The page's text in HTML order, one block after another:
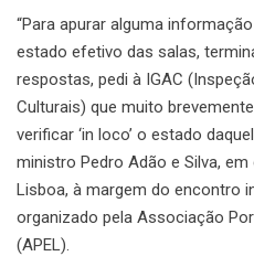
“Para apurar alguma
estado efetivo das salas,
respostas, pedi à IGAC
Culturais) que muito
verificar ‘in loco’ o estado
ministro Pedro Adão e Silva,
Lisboa, à margem do encontro
organizado pela Associação
(APEL).